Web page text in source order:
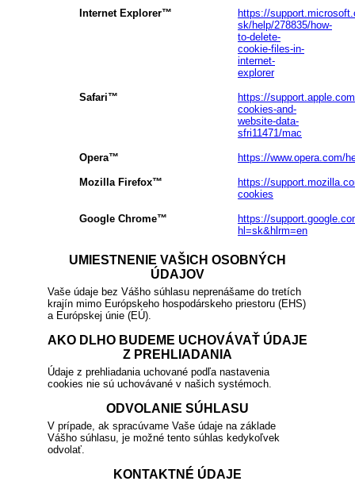
Internet Explorer™
https://
sk/help/278835/how-
to-delete-
cookie-files-in-
internet-
explorer
Safari™
https://
cookies-and-
website-data-
sfri11471/mac
Opera™ https://www.opera.com/
Mozilla Firefox™
https://
cookies
Google Chrome™
https://
hl=sk&hlrm=en
UMIESTNENIE VAŠICH OSOBNÝCH
ÚDAJOV
Vaše údaje bez Vášho súhlasu neprenášame do tretích
krajín mimo Európskeho hospodárskeho priestoru (EHS)
a Európskej únie (EÚ).
AKO DLHO BUDEME UCHOVÁVAŤ ÚDAJE
Z PREHLIADANIA
Údaje z prehliadania uchované podľa nastavenia
cookies nie sú uchovávané v našich systémoch.
ODVOLANIE SÚHLASU
V prípade, ak spracúvame Vaše údaje na základe
Vášho súhlasu, je možné tento súhlas kedykoľvek
odvolať.
KONTAKTNÉ ÚDAJE